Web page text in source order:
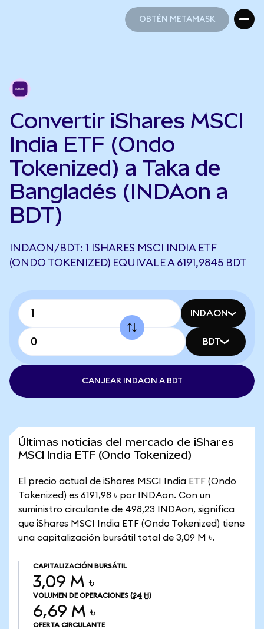
OBTÉN METAMASK
Convertir iShares MSCI
India ETF (Ondo
Tokenized) a Taka de
Bangladés (INDAon a
BDT)
INDAON/BDT: 1 ISHARES MSCI INDIA ETF
(ONDO TOKENIZED) EQUIVALE A 6191,9845 BDT
INDAON
BDT
CANJEAR INDAON A BDT
Últimas noticias del mercado de iShares
MSCI India ETF (Ondo Tokenized)
El precio actual de iShares MSCI India ETF (Ondo
Tokenized) es 6191,98 ৳ por INDAon. Con un
suministro circulante de 498,23 INDAon, significa
que iShares MSCI India ETF (Ondo Tokenized) tiene
una capitalización bursátil total de 3,09 M ৳.
CAPITALIZACIÓN BURSÁTIL
3,09 M ৳
VOLUMEN DE OPERACIONES (24 H)
6,69 M ৳
OFERTA CIRCULANTE